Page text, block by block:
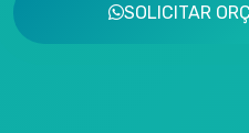
SOLICITAR